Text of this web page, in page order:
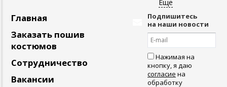
Главная
Заказать пошив
костюмов
Сотрудничество
Вакансии
Подпишитесь
на наши новости
Нажимая на
кнопку, я даю
согласие на
обработку